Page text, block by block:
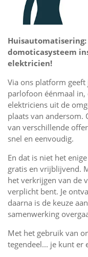
domoticasysteem
elektricien!
Via ons platform
parlofoon éénmaal in,
elektriciens uit de
plaats van andersom.
van verschillende
snel en eenvoudig.
En dat is niet het
gratis en vrijblijvend.
het verkrijgen van de
verplicht bent. Je
daarna is de keuze
samenwerking
Met het gebruik van
tegendeel... je kunt er